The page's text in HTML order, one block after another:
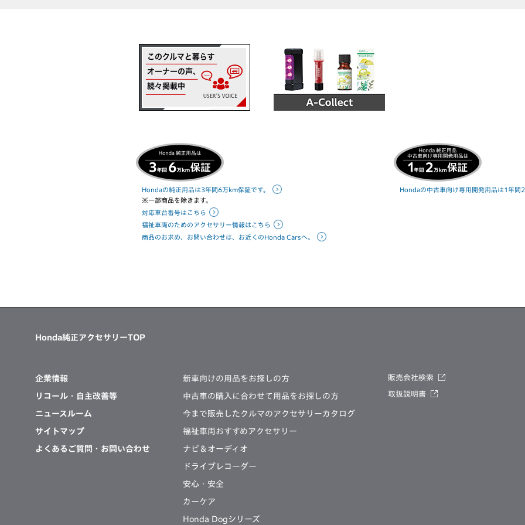
Hondaの純正用品は3年間6万km保証です。
※一部商品を除きます。
対応車台番号はこちら
福祉車両のためのアクセサリー情報はこちら
商品のお求め、お問い合わせは、お近くのHonda Carsへ。
Hondaの中古車向け専用開発用品は1年間2
Honda純正アクセサリーTOP
企業情報
リコール・自主改善等
ニュースルーム
サイトマップ
よくあるご質問・ お問い合わせ
新車向けの 用品をお探しの方
中古車の購入に合わせて 用品をお探しの方
今まで販売したクルマの アクセサリーカタログ
福祉車両おすすめアクセサリー
ナビ＆オーディオ
ドライブレコーダー
安心・安全
カーケア
Honda Dogシリーズ
販売会社検索
取扱説明書